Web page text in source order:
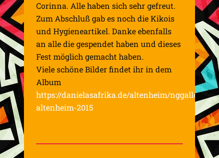
Corinna. Alle haben sich sehr gefreut.
Zum Abschluß gab es noch die Kikois
und Hygieneartikel. Danke ebenfalls
an alle die gespendet haben und dieses
Fest möglich gemacht haben.
Viele schöne Bilder findet ihr in dem
Album
https://danielasafrika.de/altenheim/nggallery/
altenheim-2015